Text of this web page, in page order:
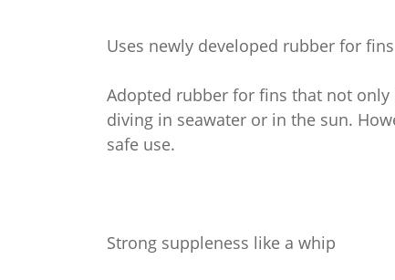
Uses newly developed rubber for fins
Adopted rubber for fins that not
diving in seawater or in the sun.
safe use.
Strong suppleness like a whip